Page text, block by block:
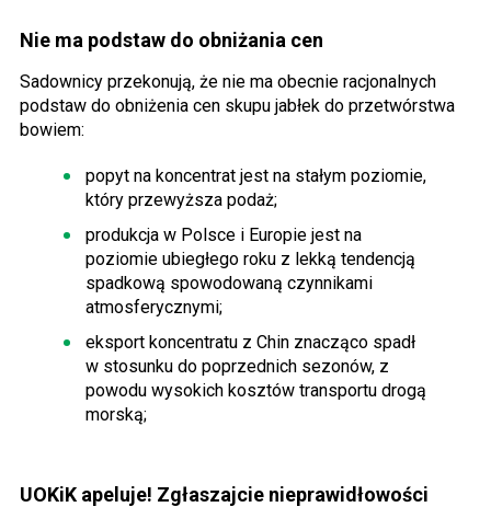
Nie ma podstaw do obniżania cen
Sadownicy przekonują, że nie ma obecnie racjonalnych
podstaw do obniżenia cen skupu jabłek do przetwórstwa
bowiem:
popyt na koncentrat jest na stałym poziomie,
który przewyższa podaż;
produkcja w Polsce i Europie jest na
poziomie ubiegłego roku z lekką tendencją
spadkową spowodowaną czynnikami
atmosferycznymi;
eksport koncentratu z Chin znacząco spadł
w stosunku do poprzednich sezonów, z
powodu wysokich kosztów transportu drogą
morską;
UOKiK apeluje! Zgłaszajcie nieprawidłowości